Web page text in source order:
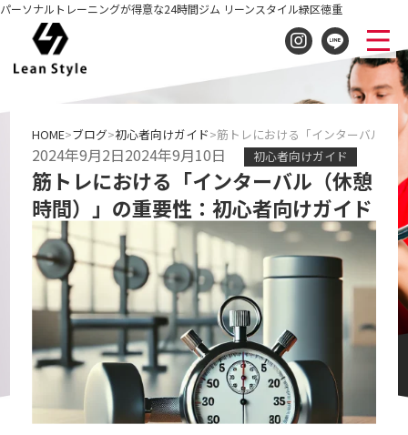
パーソナルトレーニングが得意な24時間ジム リーンスタイル緑区徳重
HOME ブログ 初心者向けガイド 筋トレにおける「インターバル（
2024年9月2日2024年9月10日 初心者向けガイド
筋トレにおける「インターバル（休憩
時間）」の重要性：初心者向けガイド